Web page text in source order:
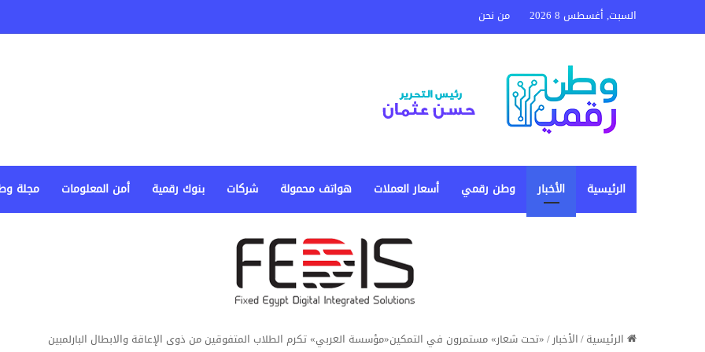
السبت, أغسطس 8 2026 من نحن
الرئيسية الأخبار وطن رقمي أسعار العملات هواتف محمولة شركات بنوك رقمية أمن المعلومات مجلة
الرئيسية/الأخبار/«تحت شعار» مستمرون في التمكين«مؤسسة العربي» تكرم الطلاب المتفوقين من ذوى الإعاقة والابطال البارلمبين